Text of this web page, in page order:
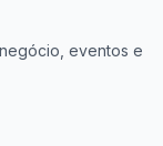
eventos e